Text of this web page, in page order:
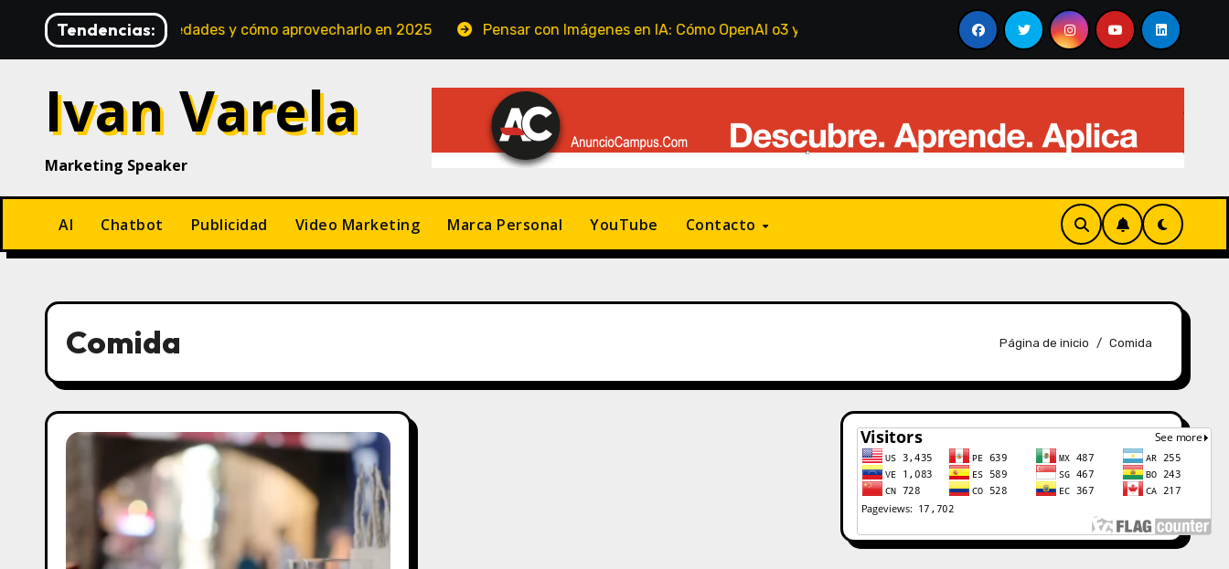
contenido
Tendencias:
avances, novedades y cómo aprovecharlo en 2025 Pensar con Imágenes en IA: Cómo OpenAI o3 y o4-mini están revolucionando el análisis visual Qué es el
Ivan Varela
Marketing Speaker
AI Chatbot Publicidad Video Marketing Marca Personal YouTube Contacto
Comida Página de inicio Comida